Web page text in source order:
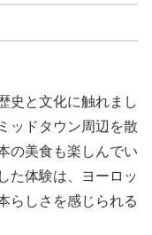
史と文化に触れまし
ッドタウン周辺を散
の美食も楽しんでい
た体験は、ヨーロッ
らしさを感じられる